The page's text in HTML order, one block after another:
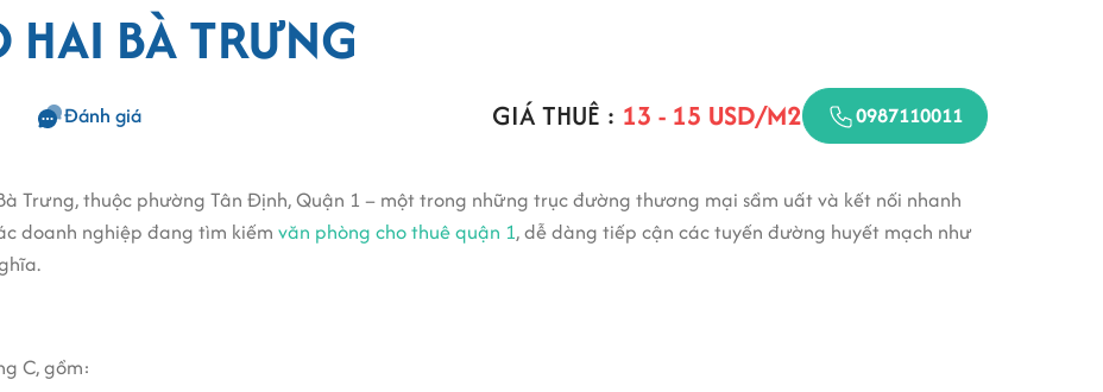
HAI BÀ TRƯNG
Đánh giá GIÁ THUÊ : 13 - 15 USD/M2 0987110011
Trưng, thuộc phường Tân Định, Quận 1 – một trong những trục đường thương mại sầm uất và kết nối nhanh
doanh nghiệp đang tìm kiếm văn phòng cho thuê quận 1, dễ dàng tiếp cận các tuyến đường huyết mạch như
C, gồm: